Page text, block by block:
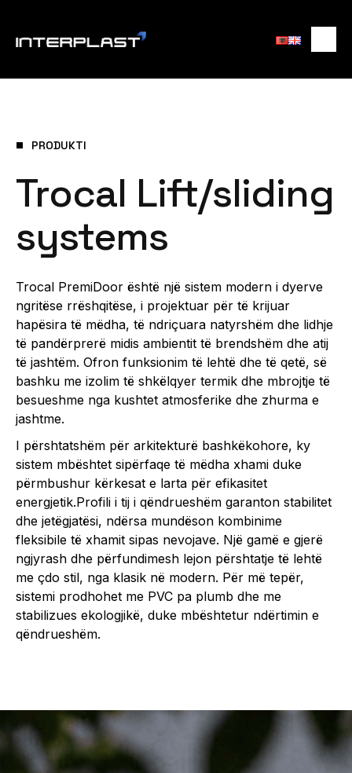
PRODUKTI
Trocal Lift/sliding
systems
Trocal PremiDoor është një sistem modern i dyerve
ngritëse rrëshqitëse, i projektuar për të krijuar
hapësira të mëdha, të ndriçuara natyrshëm dhe lidhje
të pandërprerë midis ambientit të brendshëm dhe atij
të jashtëm. Ofron funksionim të lehtë dhe të qetë, së
bashku me izolim të shkëlqyer termik dhe mbrojtje të
besueshme nga kushtet atmosferike dhe zhurma e
jashtme.
I përshtatshëm për arkitekturë bashkëkohore, ky
sistem mbështet sipërfaqe të mëdha xhami duke
përmbushur kërkesat e larta për efikasitet
energjetik.Profili i tij i qëndrueshëm garanton stabilitet
dhe jetëgjatësi, ndërsa mundëson kombinime
fleksibile të xhamit sipas nevojave. Një gamë e gjerë
ngjyrash dhe përfundimesh lejon përshtatje të lehtë
me çdo stil, nga klasik në modern. Për më tepër,
sistemi prodhohet me PVC pa plumb dhe me
stabilizues ekologjikë, duke mbështetur ndërtimin e
qëndrueshëm.